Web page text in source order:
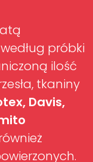
próbki
ilość
tkaniny
Davis,